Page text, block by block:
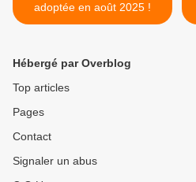
adoptée en août 2025 !
Hébergé par Overblog
Top articles
Pages
Contact
Signaler un abus